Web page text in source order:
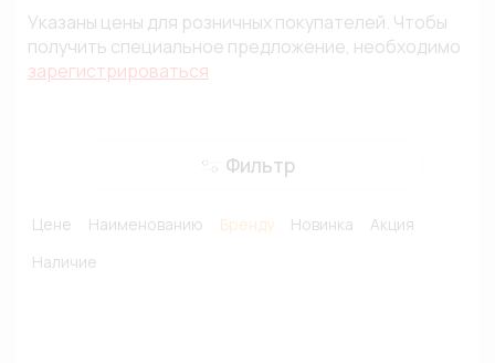
Указаны цены для розничных покупателей. Чтобы
получить специальное предложение, необходимо
зарегистрироваться
Фильтр
Цене Наименованию Бренду Новинка
Акция
Наличие